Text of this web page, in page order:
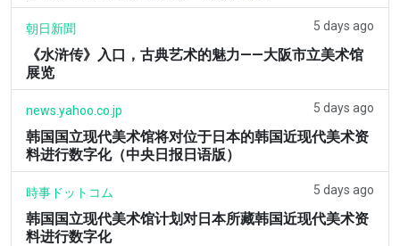
朝日新聞 5 days ago
《水浒传》入口，古典艺术的魅力——大阪市立美术馆
展览
news.yahoo.co.jp 5 days ago
韩国国立现代美术馆将对位于日本的韩国近现代美术资
料进行数字化（中央日报日语版）
時事ドットコム 5 days ago
韩国国立现代美术馆计划对日本所藏韩国近现代美术资
料进行数字化